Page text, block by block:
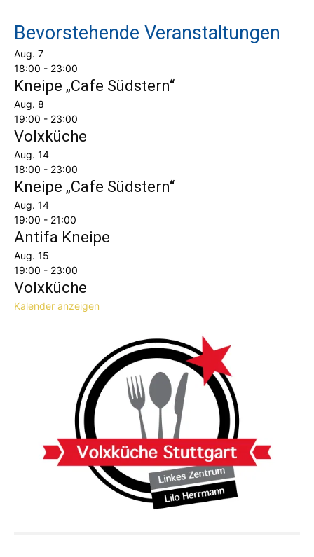
Bevorstehende Veranstaltungen
Aug. 7
18:00 - 23:00
Kneipe „Cafe Südstern“
Aug. 8
19:00 - 23:00
Volxküche
Aug. 14
18:00 - 23:00
Kneipe „Cafe Südstern“
Aug. 14
19:00 - 21:00
Antifa Kneipe
Aug. 15
19:00 - 23:00
Volxküche
Kalender anzeigen